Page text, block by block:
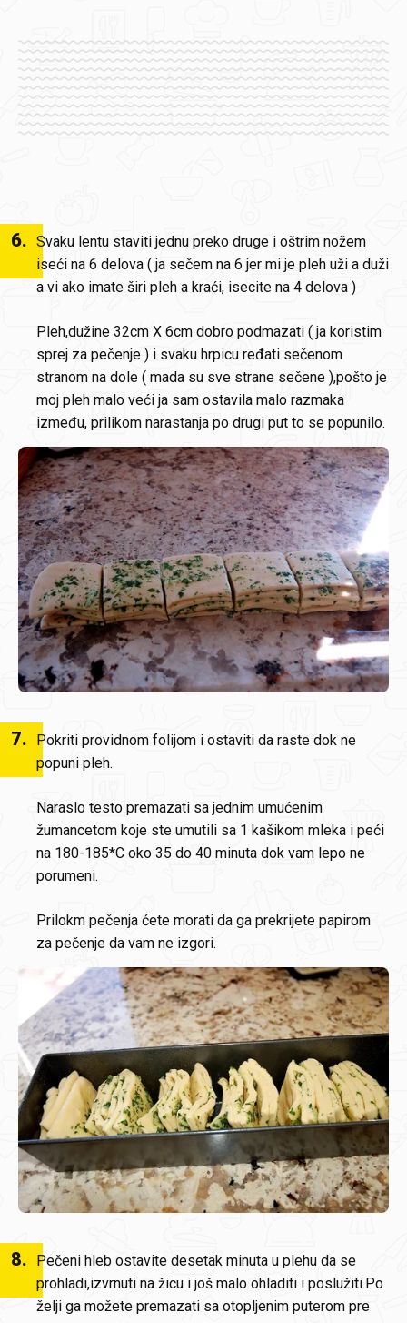
6. Svaku lentu staviti jednu preko druge i oštrim nožem
iseći na 6 delova ( ja sečem na 6 jer mi je pleh uži a duži
a vi ako imate širi pleh a kraći, isecite na 4 delova )
Pleh,dužine 32cm X 6cm dobro podmazati ( ja koristim
sprej za pečenje ) i svaku hrpicu ređati sečenom
stranom na dole ( mada su sve strane sečene ),pošto je
moj pleh malo veći ja sam ostavila malo razmaka
između, prilikom narastanja po drugi put to se popunilo.
7.
Pokriti providnom folijom i ostaviti da raste dok ne
popuni pleh.
Naraslo testo premazati sa jednim umućenim
žumancetom koje ste umutili sa 1 kašikom mleka i peći
na 180-185*C oko 35 do 40 minuta dok vam lepo ne
porumeni.
Prilokm pečenja ćete morati da ga prekrijete papirom
za pečenje da vam ne izgori.
8.
Pečeni hleb ostavite desetak minuta u plehu da se
prohladi,izvrnuti na žicu i još malo ohladiti i poslužiti.Po
želji ga možete premazati sa otopljenim puterom pre